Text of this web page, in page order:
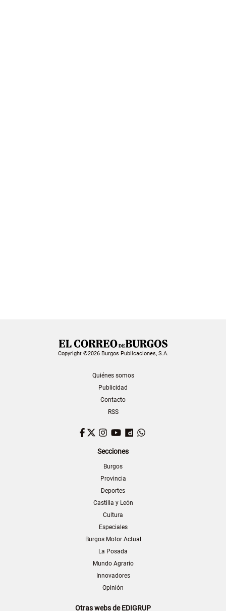
Copyright ©2026 Burgos Publicaciones, S.A.
Quiénes somos
Publicidad
Contacto
RSS
Facebook
TwitterInstagram
YouTubeDailymotion
Secciones
Burgos
Provincia
Deportes
Castilla y León
Cultura
Especiales
Burgos Motor Actual
La Posada
Mundo Agrario
Innovadores
Opinión
Otras webs de EDIGRUP